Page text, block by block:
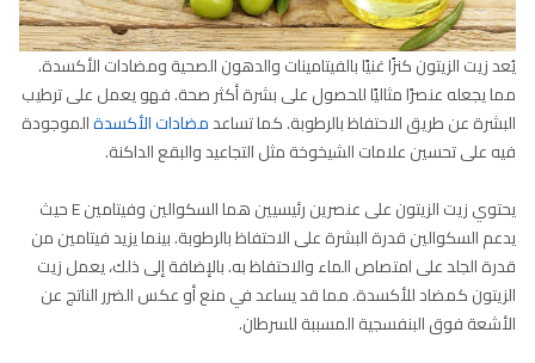
يُعد زيت الزيتون كنزًا غنيًا بالفيتامينات والدهون الصحية ومضادات الأكسدة.
مما يجعله عنصرًا مثاليًا للحصول على بشرة أكثر صحة. فهو يعمل على ترطيب
البشرة عن طريق الاحتفاظ بالرطوبة. كما تساعدمضادات الأكسدةالموجودة
فيه على تحسين علامات الشيخوخة مثل التجاعيد والبقع الداكنة.
يحتوي زيت الزيتون على عنصرين رئيسيين هما السكوالين وفيتامين E حيث
يدعم السكوالين قدرة البشرة على الاحتفاظ بالرطوبة. بينما يزيد فيتامين من
قدرة الجلد على امتصاص الماء والاحتفاظ به. بالإضافة إلى ذلك، يعمل زيت
الزيتون كمضاد للأكسدة. مما قد يساعد في منع أو عكس الضرر الناتج عن
الأشعة فوق البنفسجية المسببة للسرطان.